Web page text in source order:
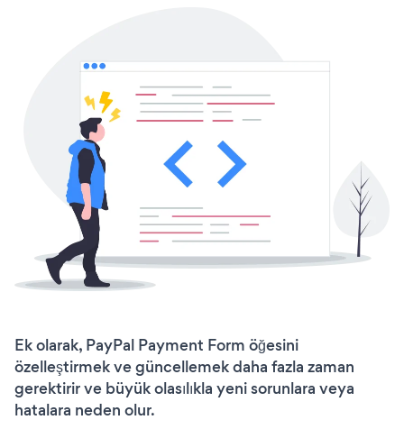
Ek olarak, PayPal Payment Form öğesini
özelleştirmek ve güncellemek daha fazla zaman
gerektirir ve büyük olasılıkla yeni sorunlara veya
hatalara neden olur.